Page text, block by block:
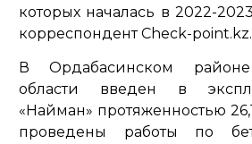
которых началась в 2022-
корреспондент Check-point.kz.
В Ордабасинском районе
области введен в
«Найман» протяженностью
проведены работы по